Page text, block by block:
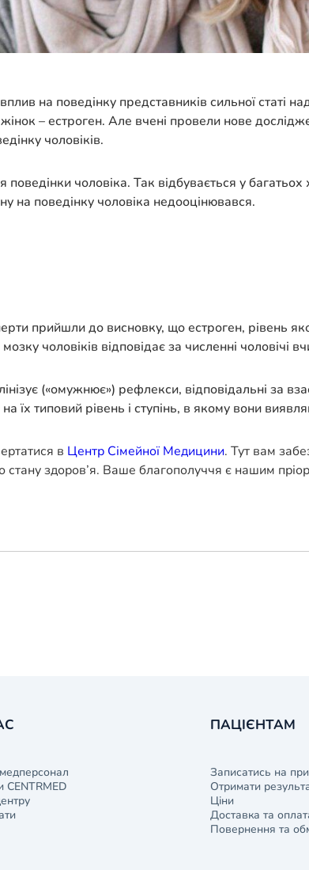
на поведінку представників сильної статі
– естроген. Але вчені провели нове
чоловіків.
чоловіка. Так відбувається у
на поведінку чоловіка недооцінювався.
прийшли до висновку, що естроген, рівень
чоловіків відповідає за численні чоловічі
(«омужнює») рефлекси, відповідальні за
їх типовий рівень і ступінь, в якому вони
в Центр Сімейної Медицини. Тут вам
здоров’я. Ваше благополуччя є нашим
медперсонал
CENTRMED
ПАЦІЄНТАМ
Записатись на
Отримати
Ціни
Доставка та
Повернення та